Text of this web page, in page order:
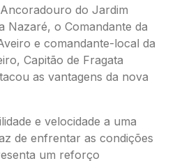
do Jardim
Nazaré, o Comandante da
e comandante-local da
Capitão de Fragata
as vantagens da nova
e velocidade a uma
de enfrentar as condições
um reforço